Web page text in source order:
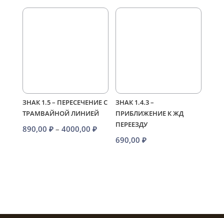
890,00 ₽
4100,00
ЗНАК 1.5 – ПЕРЕСЕЧЕНИЕ С
ТРАМВАЙНОЙ ЛИНИЕЙ
890,00 ₽ – 4000,00 ₽Диапазон
ЗНАК 1.4.3 –
ПРИБЛИЖЕНИЕ К ЖД
ПЕРЕЕЗДУ
690,00₽